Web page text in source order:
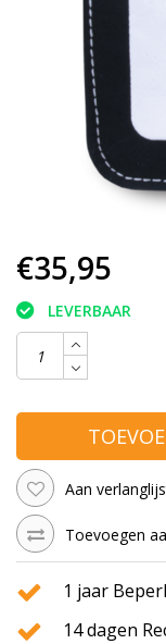
€35,95
LEVERBAAR
Aan
Toevoegen
1 jaar
14 dagen